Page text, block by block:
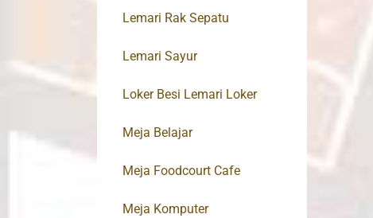
Lemari Rak Sepatu
Lemari Sayur
Loker Besi Lemari Loker
Meja Belajar
Meja Foodcourt Cafe
Meja Komputer